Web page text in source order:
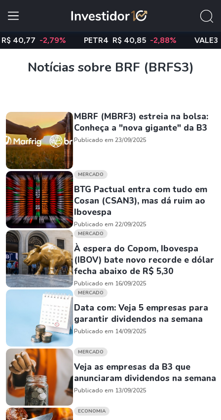
-2,79% PETR4 R$ 40,85 -2,88% VALE3 R$
Notícias sobre BRF (BRFS3)
MBRF (MBRF3) estreia na bolsa:
Conheça a "nova gigante" da B3
Publicado em 23/09/2025
MERCADO
BTG Pactual entra com tudo em
Cosan (CSAN3), mas dá ruim ao
Ibovespa
Publicado em 22/09/2025
MERCADO
À espera do Copom, Ibovespa
(IBOV) bate novo recorde e dólar
fecha abaixo de R$ 5,30
Publicado em 16/09/2025
MERCADO
Data com: Veja 5 empresas para
garantir dividendos na semana
Publicado em 14/09/2025
MERCADO
Veja as empresas da B3 que
anunciaram dividendos na semana
Publicado em 13/09/2025
ECONOMIA